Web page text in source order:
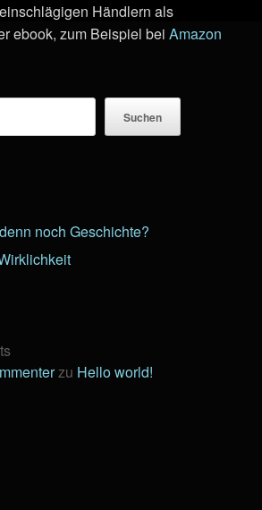
Händlern als
ebook, zum Beispiel bei Amazon
Suchen
noch Geschichte?
zu Hello world!